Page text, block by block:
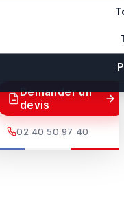
Demander un
devis
02 40 50 97 40